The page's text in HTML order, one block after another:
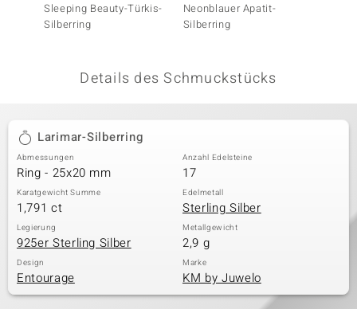
Classics
Sleeping Beauty-Türkis-
Silberring
Neonblauer Apatit-
Silberring
Details des Schmuckstücks
Larimar-Silberring
Abmessungen
Ring - 25x20 mm
Anzahl Edelsteine
17
Karatgewicht Summe
1,791 ct
Edelmetall
Sterling Silber
Legierung
925er Sterling Silber
Metallgewicht
2,9 g
Design
Entourage
Marke
KM by Juwelo